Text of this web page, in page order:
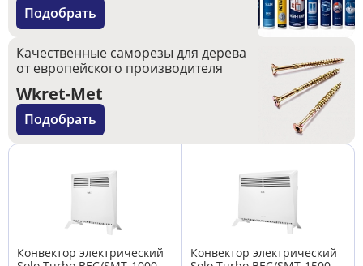
Подобрать
Качественные саморезы для дерева
от европейского производителя
Wkret-Met
Подобрать
Конвектор электрический
Конвектор электрический